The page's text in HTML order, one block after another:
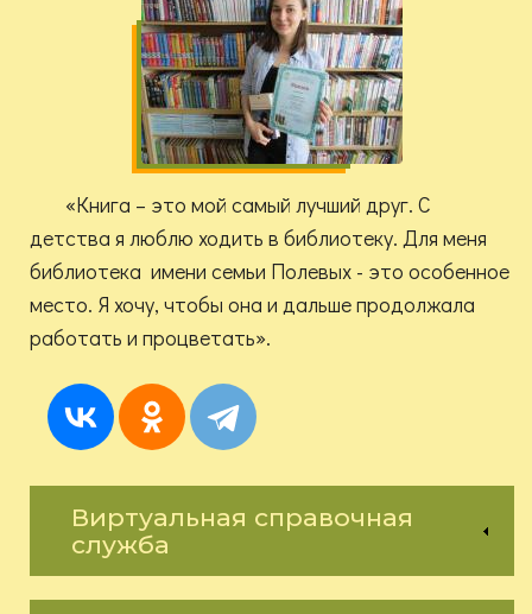
«Книга – это мой самый лучший друг. С
детства я люблю ходить в библиотеку. Для меня
библиотека имени семьи Полевых - это особенное
место. Я хочу, чтобы она и дальше продолжала
работать и процветать».
Виртуальная справочная
служба